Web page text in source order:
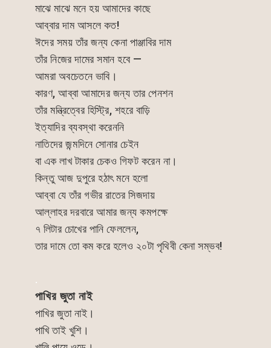
মাঝে মাঝে মনে হয় আমাদের কাছে
আব্বার দাম আসলে কত!
ঈদের সময় তাঁর জন্য কেনা পাঞ্জাবির দাম
তাঁর নিজের দামের সমান হবে —
আমরা অবচেতনে ভাবি।
কারণ, আব্বা আমাদের জন্য তার পেনশন
তাঁর মন্ত্রিত্বের হিস্ট্রি, শহরে বাড়ি
ইত্যাদির ব্যবস্থা করেননি
নাতিদের জন্মদিনে সোনার চেইন
বা এক লাখ টাকার চেকও গিফট করেন না।
কিন্তু আজ দুপুরে হঠাৎ মনে হলো
আব্বা যে তাঁর গভীর রাতের সিজদায়
আল্লাহর দরবারে আমার জন্য কমপক্ষে
৭ লিটার চোখের পানি ফেললেন,
তার দামে তো কম করে হলেও ২০টা পৃথিবী কেনা সম্ভব!
.
পাখির জুতা নাই
পাখির জুতা নাই।
পাখি তাই খুশি।